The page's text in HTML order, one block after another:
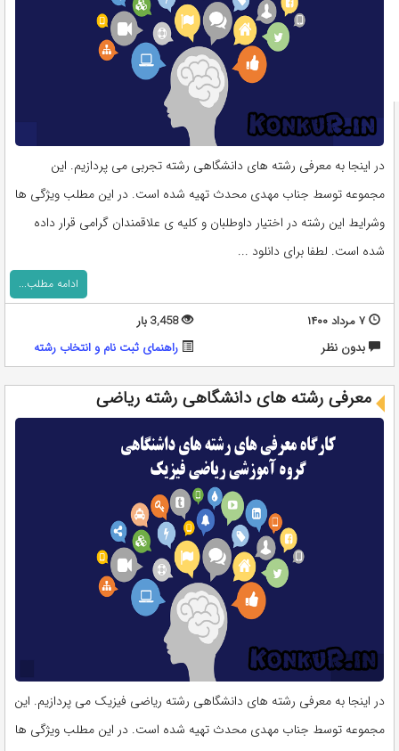
در اینجا به معرفی رشته های دانشگاهی رشته تجربی می پردازیم. این
مجموعه توسط جناب مهدی محدث تهیه شده است. در این مطلب ویژگی ها
وشرایط این رشته در اختیار داوطلبان و کلیه ی علاقمندان گرامی قرار داده
شده است. لطفا برای دانلود ...
ادامه مطلب...
۷ مرداد ۱۴۰۰
3,458 بار
بدون نظر
راهنمای ثبت نام و انتخاب رشته
معرفی رشته های دانشگاهی رشته ریاضی
در اینجا به معرفی رشته های دانشگاهی رشته ریاضی فیزیک می پردازیم. این
مجموعه توسط جناب مهدی محدث تهیه شده است. در این مطلب ویژگی ها